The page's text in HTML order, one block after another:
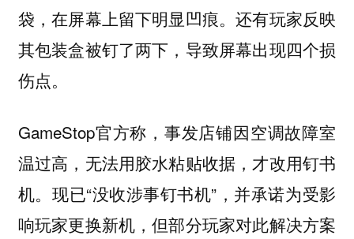
袋，在屏幕上留下明显凹痕。还有玩家反映
其包装盒被钉了两下，导致屏幕出现四个损
伤点。
GameStop官方称，事发店铺因空调故障室
温过高，无法用胶水粘贴收据，才改用钉书
机。现已“没收涉事钉书机”，并承诺为受影
响玩家更换新机，但部分玩家对此解决方案